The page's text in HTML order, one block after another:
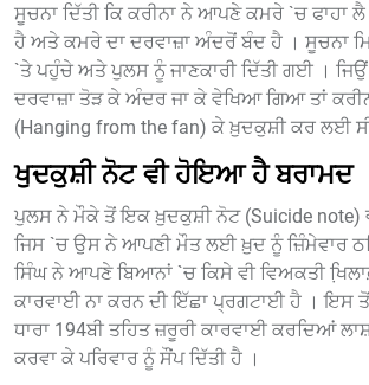
ਸੂਚਨਾ ਦਿੱਤੀ ਕਿ ਕਰੀਨਾ ਨੇ ਆਪਣੇ ਕਮਰੇ `ਚ ਫਾਹਾ
ਹੈ ਅਤੇ ਕਮਰੇ ਦਾ ਦਰਵਾਜ਼ਾ ਅੰਦਰੋਂ ਬੰਦ ਹੈ । ਸੂਚਨਾ
`ਤੇ ਪਹੁੰਚੇ ਅਤੇ ਪੁਲਸ ਨੂੰ ਜਾਣਕਾਰੀ ਦਿੱਤੀ ਗਈ ।
ਦਰਵਾਜ਼ਾ ਤੋੜ ਕੇ ਅੰਦਰ ਜਾ ਕੇ ਵੇਖਿਆ ਗਿਆ ਤਾਂ
(Hanging from the fan) ਕੇ ਖ਼ੁਦਕੁਸ਼ੀ ਕਰ ਲਈ
ਖੁਦਕੁਸ਼ੀ ਨੋਟ ਵੀ ਹੋਇਆ ਹੈ ਬਰਾਮਦ
ਪੁਲਸ ਨੇ ਮੌਕੇ ਤੋਂ ਇਕ ਖ਼ੁਦਕੁਸ਼ੀ ਨੋਟ (Suicide note)
ਜਿਸ `ਚ ਉਸ ਨੇ ਆਪਣੀ ਮੌਤ ਲਈ ਖ਼ੁਦ ਨੂੰ ਜ਼ਿੰਮੇਵਾਰ
ਸਿੰਘ ਨੇ ਆਪਣੇ ਬਿਆਨਾਂ `ਚ ਕਿਸੇ ਵੀ ਵਿਅਕਤੀ
ਕਾਰਵਾਈ ਨਾ ਕਰਨ ਦੀ ਇੱਛਾ ਪ੍ਰਗਟਾਈ ਹੈ । ਇਸ
ਧਾਰਾ 194ਬੀ ਤਹਿਤ ਜ਼ਰੂਰੀ ਕਾਰਵਾਈ ਕਰਦਿਆਂ
ਕਰਵਾ ਕੇ ਪਰਿਵਾਰ ਨੂੰ ਸੌਂਪ ਦਿੱਤੀ ਹੈ ।